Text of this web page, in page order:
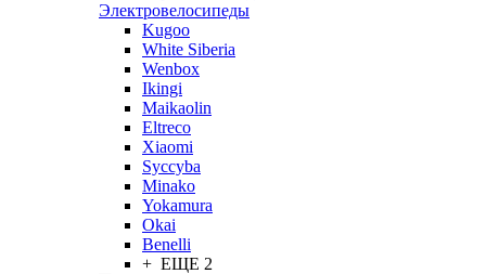
Электровелосипеды
Kugoo
White Siberia
Wenbox
Ikingi
Maikaolin
Eltreco
Xiaomi
Syccyba
Minako
Yokamura
Okai
Benelli
+ ЕЩЕ 2